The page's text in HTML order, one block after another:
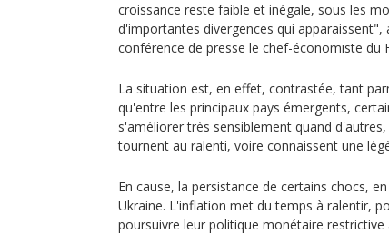
croissance reste faible et inégale, sous les
d'importantes divergences qui
conférence de presse le chef-économiste du
La situation est, en effet, contrastée, tant
qu'entre les principaux pays émergents,
s'améliorer très sensiblement quand
tournent au ralenti, voire connaissent une
En cause, la persistance de certains chocs,
Ukraine. L'inflation met du temps à ralentir,
poursuivre leur politique monétaire restrictive